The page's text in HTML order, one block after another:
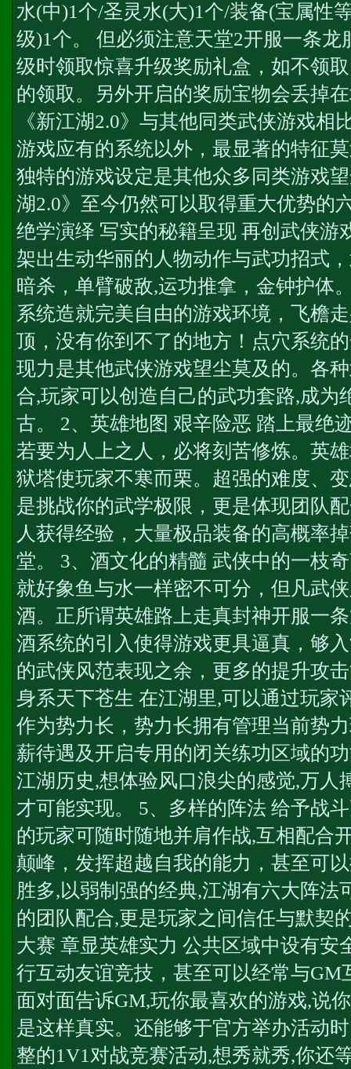
水(中)1个/圣灵水(大)1个/装备(宝属性
级)1个。 但必须注意天堂2开服一条龙
级时领取惊喜升级奖励礼盒，如不领
的领取。另外开启的奖励宝物会丢掉
《新江湖2.0》与其他同类武侠游戏相
游戏应有的系统以外，最显著的特征
独特的游戏设定是其他众多同类游戏
湖2.0》至今仍然可以取得重大优势的
绝学演绎 写实的秘籍呈现 再创武侠游
架出生动华丽的人物动作与武功招式
暗杀，单臂破敌,运功推拿，金钟护体
系统造就完美自由的游戏环境，飞檐
顶，没有你到不了的地方！点穴系统
现力是其他武侠游戏望尘莫及的。各
合,玩家可以创造自己的武功套路,成为
古。 2、英雄地图 艰辛险恶 踏上最绝
若要为人上之人，必将刻苦修炼。英
狱塔使玩家不寒而栗。超强的难度、
是挑战你的武学极限，更是体现团队
人获得经验，大量极品装备的高概率
堂。 3、酒文化的精髓 武侠中的一枝
就好象鱼与水一样密不可分，但凡武
酒。正所谓英雄路上走真封神开服一
酒系统的引入使得游戏更具逼真，够
的武侠风范表现之余，更多的提升攻
身系天下苍生 在江湖里,可以通过玩家
作为势力长，势力长拥有管理当前势
薪待遇及开启专用的闭关练功区域的
江湖历史,想体验风口浪尖的感觉,万人
才可能实现。 5、多样的阵法 给予战
的玩家可随时随地并肩作战,互相配合
颠峰，发挥超越自我的能力，甚至可
胜多,以弱制强的经典,江湖有六大阵法
的团队配合,更是玩家之间信任与默契
大赛 章显英雄实力 公共区域中设有安
行互动友谊竞技，甚至可以经常与GM
面对面告诉GM,玩你最喜欢的游戏,说
是这样真实。还能够于官方举办活动
整的1V1对战竞赛活动,想秀就秀,你还